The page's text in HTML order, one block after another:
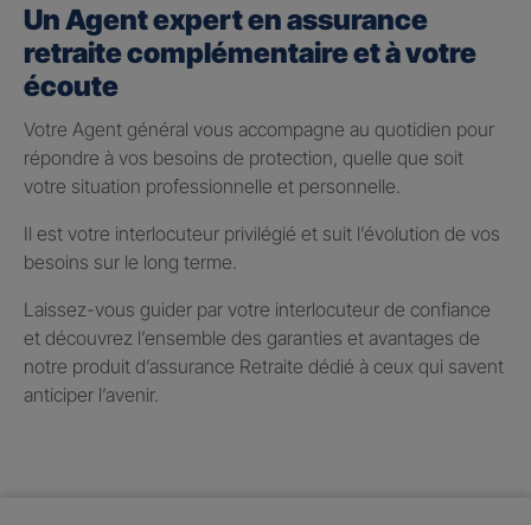
Un Agent expert en assurance
retraite complémentaire et à votre
écoute
Votre Agent général vous accompagne au quotidien pour
répondre à vos besoins de protection, quelle que soit
votre situation professionnelle et personnelle.
Il est votre interlocuteur privilégié et suit l’évolution de vos
besoins sur le long terme.
Laissez-vous guider par votre interlocuteur de confiance
et découvrez l’ensemble des garanties et avantages de
notre produit d’assurance Retraite dédié à ceux qui savent
anticiper l’avenir.